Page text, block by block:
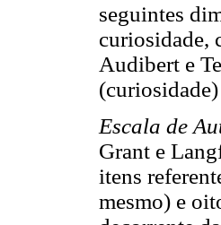
seguintes
curiosidade,
Audibert e
Escala de
Grant e
itens
mesmo) e